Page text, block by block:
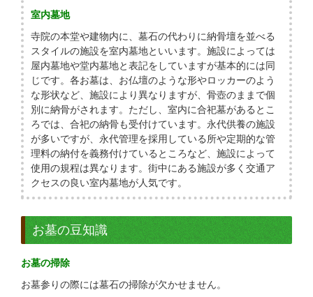
室内墓地
寺院の本堂や建物内に、墓石の代わりに納骨壇を並べる
スタイルの施設を室内墓地といいます。施設によっては
屋内墓地や堂内墓地と表記をしていますが基本的には同
じです。各お墓は、お仏壇のような形やロッカーのよう
な形状など、施設により異なりますが、骨壺のままで個
別に納骨がされます。ただし、室内に合祀墓があるとこ
ろでは、合祀の納骨も受付けています。永代供養の施設
が多いですが、永代管理を採用している所や定期的な管
理料の納付を義務付けているところなど、施設によって
使用の規程は異なります。街中にある施設が多く交通ア
クセスの良い室内墓地が人気です。
お墓の豆知識
お墓の掃除
お墓参りの際には墓石の掃除が欠かせません。